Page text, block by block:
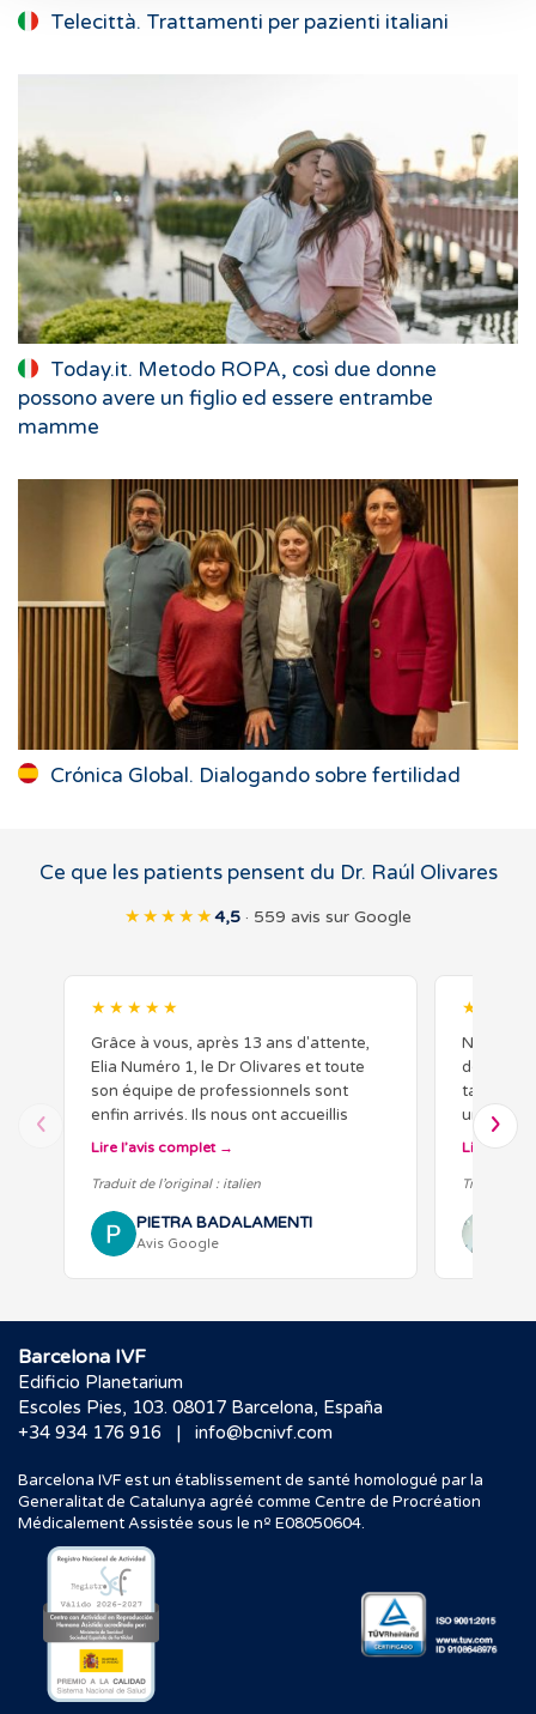
Telecittà. Trattamenti per pazienti italiani
Today.it. Metodo ROPA, così due donne
possono avere un figlio ed essere entrambe
mamme
Crónica Global. Dialogando sobre fertilidad
Ce que les patients pensent du Dr. Raúl Olivares
★★★★★4,5 · 559 avis sur Google
★★★★★
Grâce à vous, après 13 ans d'attente,
Elia Numéro 1, le Dr Olivares et toute
son équipe de professionnels sont
enfin arrivés. Ils nous ont accueillis
chaleureusement et nous ont
Lire l’avis complet
Traduit de l’original : italien
PIETRA BADALAMENTI
Avis Google
Notre
de
tant
un
organisé
Lire l’avis
Traduit de
Barcelona IVF
Edificio Planetarium
Escoles Pies, 103. 08017 Barcelona, España
+34 934 176 916
| info@bcnivf.com
Barcelona IVF est un établissement de santé homologué par la
Generalitat de Catalunya agréé comme Centre de Procréation
Médicalement Assistée sous le nº E08050604.